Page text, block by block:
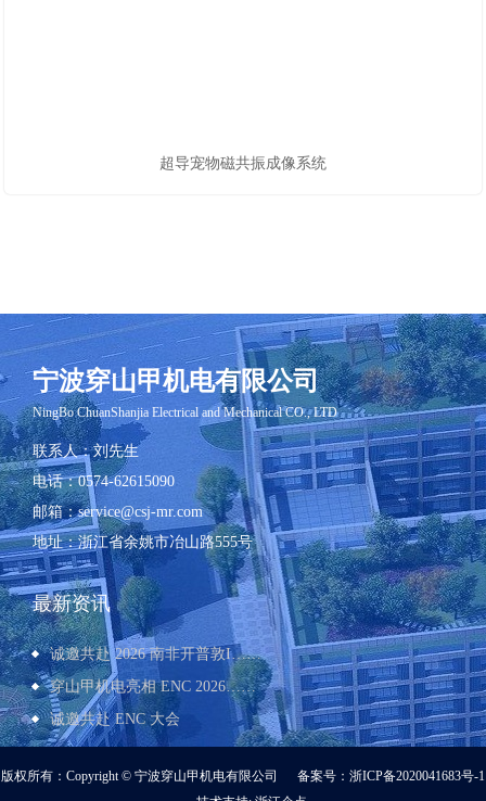
超导宠物磁共振成像系统
宁波穿山甲机电有限公司
​NingBo ChuanShanjia Electrical and Mechanical CO., LTD
联系人：刘先生
电话：0574-62615090
邮箱：service@csj-mr.com
地址：浙江省余姚市冶山路555号
最新资讯
诚邀共赴 2026 南非开普敦I……
穿山甲机电亮相 ENC 2026……
诚邀共赴 ENC 大会
版权所有 ：Copyright © 宁波穿山甲机电有限公司 备案号： 浙ICP备2020041683号-1